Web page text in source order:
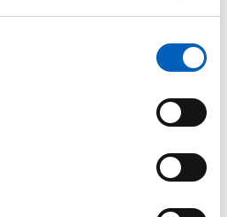
Gli usi traslati
Niccolò Tommaseo al primo
online su
Google